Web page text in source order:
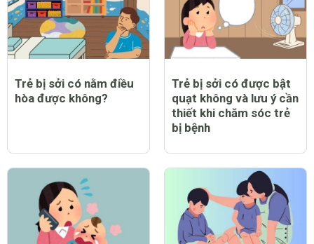
Trẻ bị sởi có nằm điều
hòa được không?
Trẻ bị sởi có được bật
quạt không và lưu ý cần
thiết khi chăm sóc trẻ
bị bệnh